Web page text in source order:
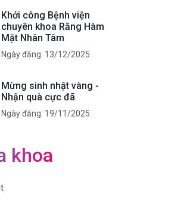
Khởi công Bệnh viện
chuyên khoa Răng Hàm
Mặt Nhân Tâm
Ngày đăng: 13/12/2025
Mừng sinh nhật vàng -
Nhận quà cực đã
Ngày đăng: 19/11/2025
khoa